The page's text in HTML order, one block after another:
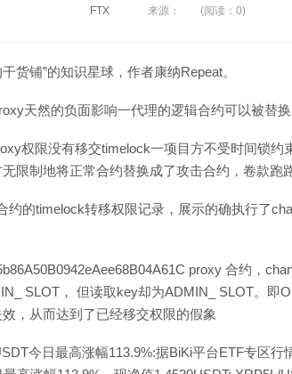
FTX 来源： (阅读：0)
货铺”的知识星球，作者康纳Repeat。
天然的负面影响一代理的逻辑合约可以被替换
权限没有移交timelock一项目方不受时间锁约
限制地将正常合约替换成了攻击合约，卷款跑路
约的timelock转移权限记录，展示的确执行了
proxy 合约，
SLOT， 但读取key却为ADMIN_ SLOT。即
，从而达到了已经移交权限的假象
今日最高涨幅113.9%:据BiKi平台ETF专区行